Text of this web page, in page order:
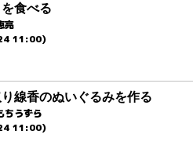
食べる
亮
11:00)
線香のぬいぐるみを作る
ちうずら
11:00)